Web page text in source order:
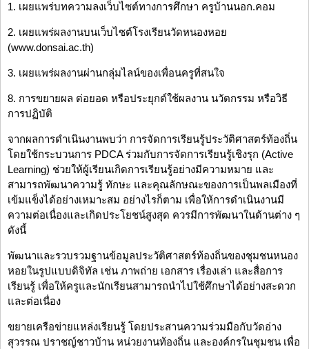
1. เผยแพร่บทความลงเว็บไซต์ทางการศึกษา ครูบ้านนอก.คอม
2. เผยแพร่ผลงานบนเว็บไซต์โรงเรียนวัดหนองหอย
(www.donsai.ac.th)
3. เผยแพร่ผลงานผ่านกลุ่มไลน์ของเพื่อนครูที่สนใจ
8. การขยายผล ต่อยอด หรือประยุกต์ใช้ผลงาน นวัตกรรม หรือวิธี
การปฏิบัติ
จากผลการดำเนินงานพบว่า การจัดการเรียนรู้ประวัติศาสตร์ท้องถิ่น
โดยใช้กระบวนการ PDCA ร่วมกับการจัดการเรียนรู้เชิงรุก (Active
Learning) ช่วยให้ผู้เรียนเกิดการเรียนรู้อย่างมีความหมาย และ
สามารถพัฒนาความรู้ ทักษะ และคุณลักษณะของการเป็นพลเมืองที่
เข้มแข็งได้อย่างเหมาะสม อย่างไรก็ตาม เพื่อให้การดำเนินงานมี
ความต่อเนื่องและเกิดประโยชน์สูงสุด ควรมีการพัฒนาในด้านต่าง ๆ
ดังนี้
พัฒนาและรวบรวมฐานข้อมูลประวัติศาสตร์ท้องถิ่นของชุมชนหนอง
หอยในรูปแบบดิจิทัล เช่น ภาพถ่าย เอกสาร เรื่องเล่า และสื่อการ
เรียนรู้ เพื่อให้ครูและนักเรียนสามารถนำไปใช้ศึกษาได้อย่างสะดวก
และต่อเนื่อง
ขยายเครือข่ายแหล่งเรียนรู้ โดยประสานความร่วมมือกับวัดอ่าง
สุวรรณ ปราชญ์ชาวบ้าน หน่วยงานท้องถิ่น และองค์กรในชุมชน เพื่อ